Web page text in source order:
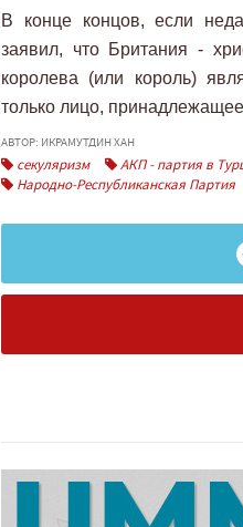
В конце концов, если
заявил, что Британия -
королева (или король)
только лицо,
АВТОР: ИКРАМУТДИН ХАН
секуляризм АКП - партия в
Народно-Республиканская Партия